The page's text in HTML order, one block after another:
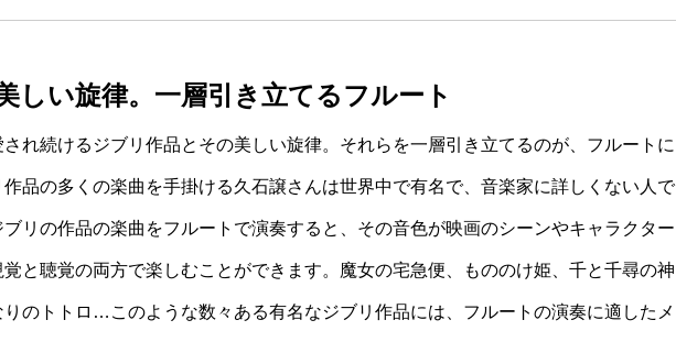
しい旋律。一層引き立てるフルート
れ続けるジブリ作品とその美しい旋律。それらを一層引き立てるのが、フルートに
品の多くの楽曲を手掛ける久石譲さんは世界中で有名で、音楽家に詳しくない人で
リの作品の楽曲をフルートで演奏すると、その音色が映画のシーンやキャラクター
と聴覚の両方で楽しむことができます。魔女の宅急便、もののけ姫、千と千尋の神
のトトロ…このような数々ある有名なジブリ作品には、フルートの演奏に適したメ